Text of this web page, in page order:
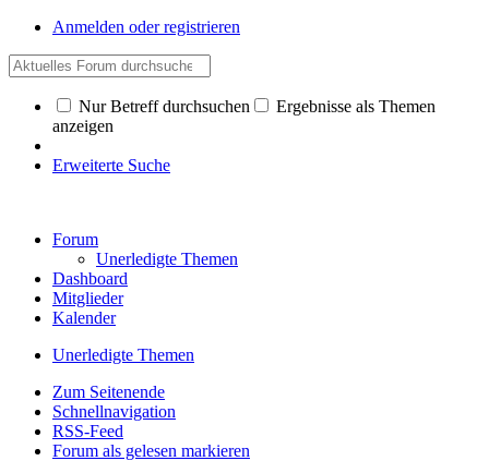
Anmelden oder registrieren
Nur Betreff durchsuchen
Ergebnisse als Themen
anzeigen
Erweiterte Suche
Forum
Unerledigte Themen
Dashboard
Mitglieder
Kalender
Unerledigte Themen
Zum Seitenende
Schnellnavigation
RSS-Feed
Forum als gelesen markieren